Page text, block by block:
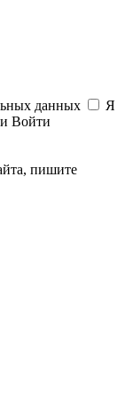
данных
Я
Войти
пишите